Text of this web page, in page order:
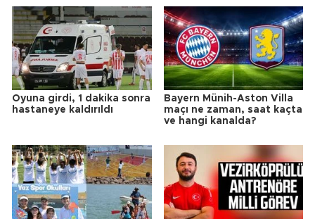
Oyuna girdi, 1 dakika sonra
hastaneye kaldırıldı
Bayern Münih-Aston Villa
maçı ne zaman, saat kaçta
ve hangi kanalda?